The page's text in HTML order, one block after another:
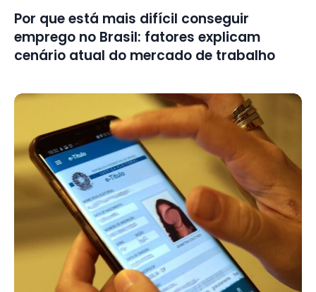
Por que está mais difícil conseguir
emprego no Brasil: fatores explicam
cenário atual do mercado de trabalho